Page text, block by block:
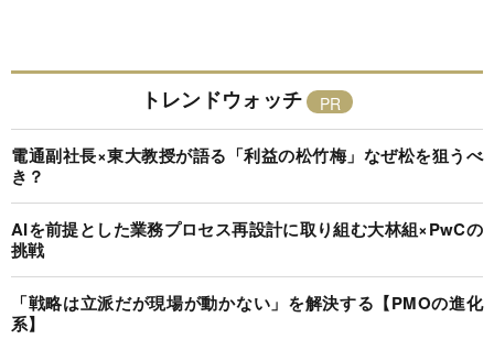
トレンドウォッチ
電通副社長×東大教授が語る「利益の松竹梅」なぜ松を狙うべ
き？
AIを前提とした業務プロセス再設計に取り組む大林組×PwCの
挑戦
「戦略は立派だが現場が動かない」を解決する【PMOの進化
系】